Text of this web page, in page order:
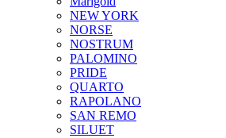
NEW YORK
NORSE
NOSTRUM
PALOMINO
PRIDE
QUARTO
RAPOLANO
SAN REMO
SILUET